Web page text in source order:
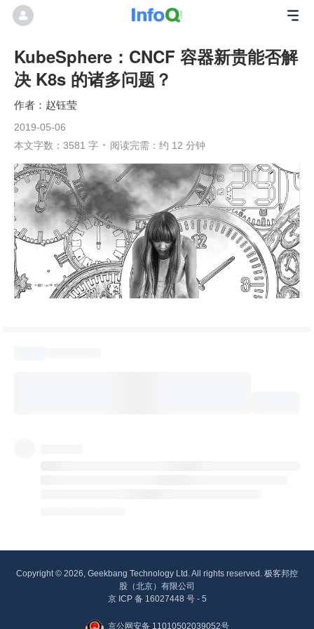
KubeSphere：CNCF 容器新贵能否解
决 K8s 的诸多问题？
赵钰莹
2019-05-06
本文字数：3581 字
阅读完需：约 12 分钟
Copyright © 2026, Geekbang Technology Ltd. All rights reserved. 极客邦控
股（北京）有限公司
京 ICP 备 16027448 号 - 5
京公网安备 11010502039052号